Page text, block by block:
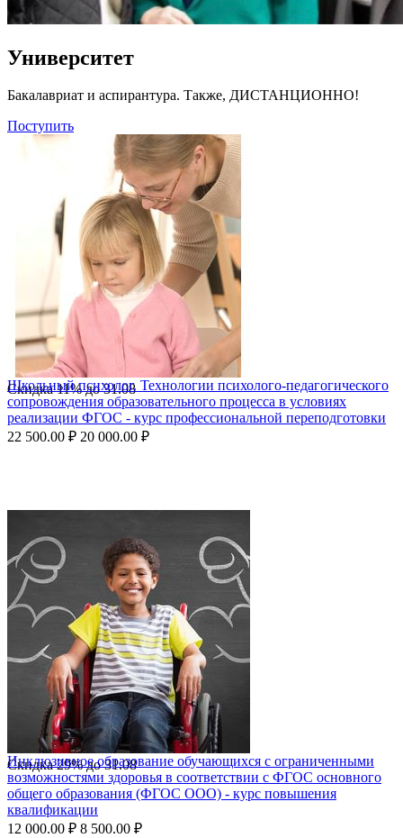
Университет
Бакалавриат и аспирантура. Также, ДИСТАНЦИОННО!
Поступить
Скидка11%до31.08
Школьный психолог. Технологии психолого-педагогического
сопровождения образовательного процесса в условиях
реализации ФГОС - курс профессиональной переподготовки
22 500.00 ₽ 20 000.00 ₽
Скидка29%до31.08
Инклюзивное образование обучающихся с ограниченными
возможностями здоровья в соответствии с ФГОС основного
общего образования (ФГОС ООО) - курс повышения
квалификации
12 000.00 ₽ 8 500.00 ₽